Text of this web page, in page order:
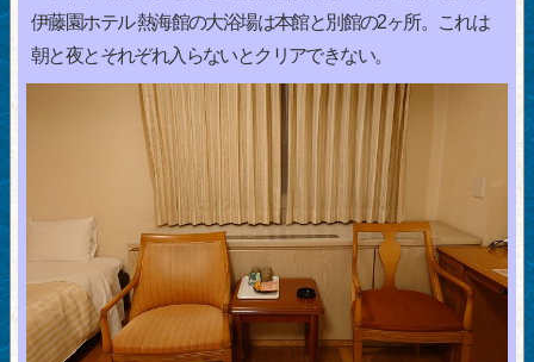
伊藤園ホテル 熱海館の大浴場は本館と別館の2ヶ所。これは
朝と夜とそれぞれ入らないとクリアできない。